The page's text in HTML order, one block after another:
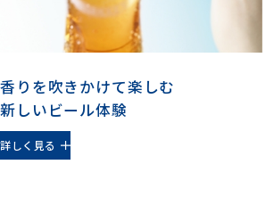
香りを吹きかけて楽しむ
新しいビール体験
詳しく見る